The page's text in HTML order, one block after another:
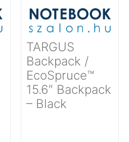
TARGUS
Backpack /
EcoSpruce™
15.6″ Backpack
– Black